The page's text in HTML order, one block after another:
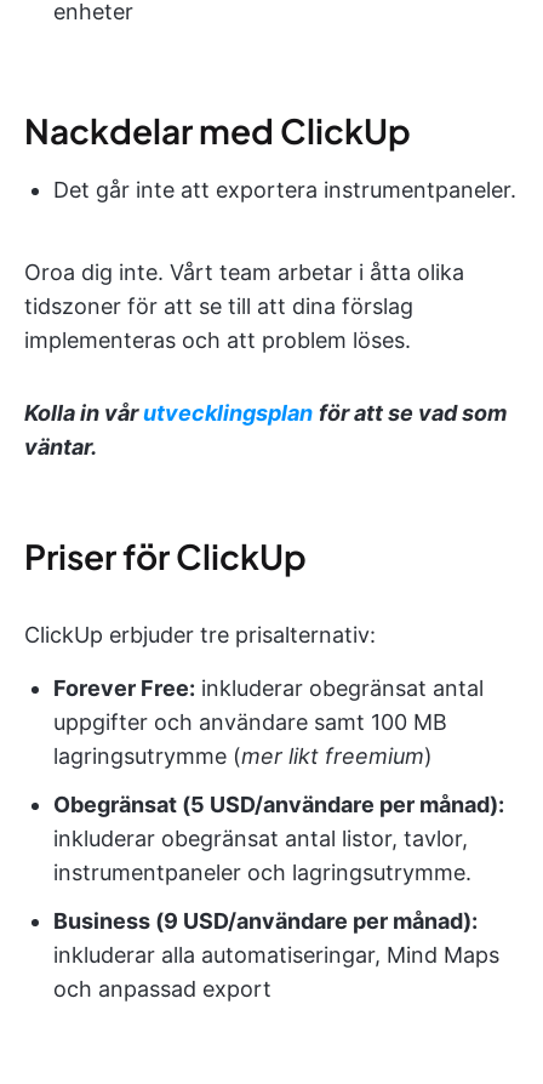
enheter
Nackdelar med ClickUp
Det går inte att exportera instrumentpaneler.
Oroa dig inte. Vårt team arbetar i åtta olika
tidszoner för att se till att dina förslag
implementeras och att problem löses.
Kolla in vårutvecklingsplan för att se vad som
väntar.
Priser för ClickUp
ClickUp erbjuder tre prisalternativ:
Forever Free: inkluderar obegränsat antal
uppgifter och användare samt 100 MB
lagringsutrymme (mer likt freemium)
Obegränsat (5 USD/användare per månad):
inkluderar obegränsat antal listor, tavlor,
instrumentpaneler och lagringsutrymme.
Business (9 USD/användare per månad):
inkluderar alla automatiseringar, Mind Maps
och anpassad export